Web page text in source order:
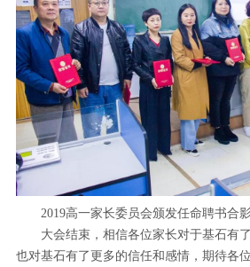
2019高一家长委员会颁发任命聘书合
大会结束，相信各位家长对于基石有了
也对基石有了更多的信任和感情，期待各